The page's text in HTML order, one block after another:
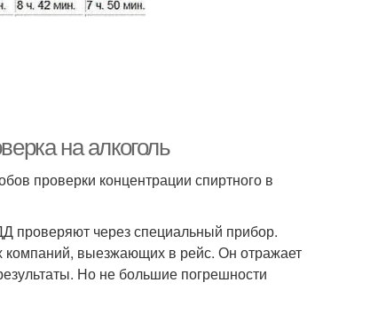
на алкоголь
проверки концентрации спиртного в
проверяют через специальный прибор.
компаний, выезжающих в рейс. Он отражает
Но не большие погрешности